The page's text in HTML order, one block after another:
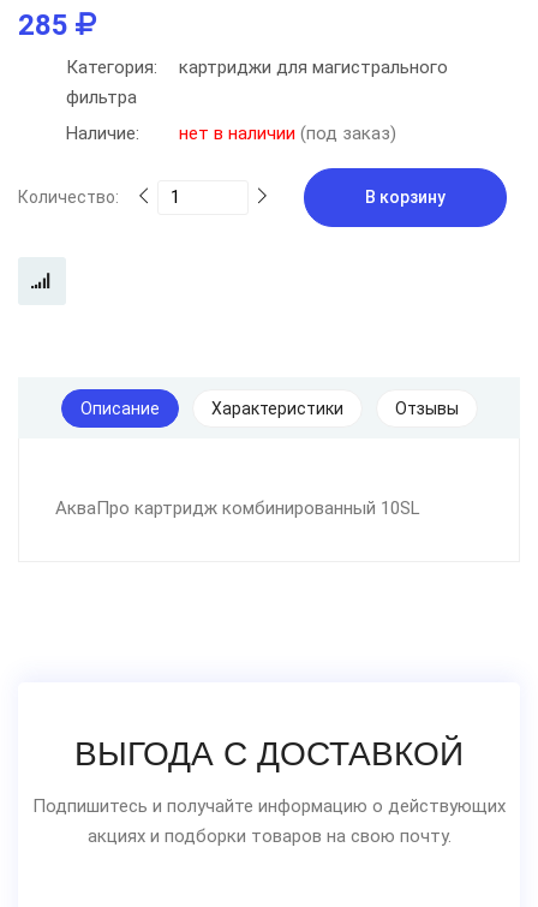
285
Категория:
картриджи для магистрального
фильтра
Наличие:
нет в наличии (под заказ)
Количество: В корзину
Описание Характеристики Отзывы
АкваПро картридж комбинированный 10SL
ВЫГОДА С ДОСТАВКОЙ
Подпишитесь и получайте информацию о действующих
акциях и подборки товаров на свою почту.